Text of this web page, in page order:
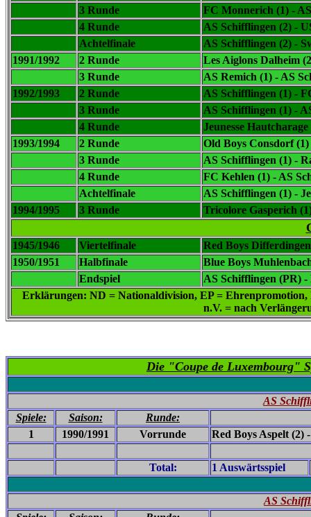
3 Runde
FC Monnerich (1) -
4 Runde
AS Schifflingen (2) -
Achtelfinale
AS Schifflingen (2) -
1991/1992
2 Runde
Les Aiglons Dalheim
3 Runde
AS Remich (1) - AS
1992/1993
2 Runde
AS Schifflingen (1) -
3 Runde
AS Schifflingen (1) -
4 Runde
Jeunesse
1993/1994
2 Runde
Old Boys Consdorf
3 Runde
AS Schifflingen (1) -
4 Runde
FC Kehlen (1) - AS
Achtelfinale
AS Schifflingen (1) -
1994/1995
3 Runde Tricolore Gasperich
1945/1946 Viertelfinale
Red Boys
1950/1951
Halbfinale
Blue Boys
Endspiel
AS Schifflingen (PR) -
Erklärungen: ND = Nationaldivision, EP =
n.V. = nach
Die "Coupe de Luxembourg"
AS
Spiele:
Saison:
Runde:
1
1990/1991 Vorrunde Red Boys Aspelt (2)
Total: 1 Auswärtsspiel
AS